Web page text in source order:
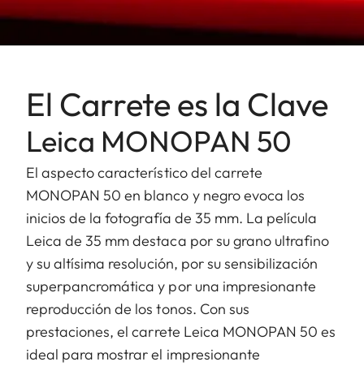
El Carrete es la Clave
Leica MONOPAN 50
El aspecto característico del carrete
MONOPAN 50 en blanco y negro evoca los
inicios de la fotografía de 35 mm. La película
Leica de 35 mm destaca por su grano ultrafino
y su altísima resolución, por su sensibilización
superpancromática y por una impresionante
reproducción de los tonos. Con sus
prestaciones, el carrete Leica MONOPAN 50 es
ideal para mostrar el impresionante